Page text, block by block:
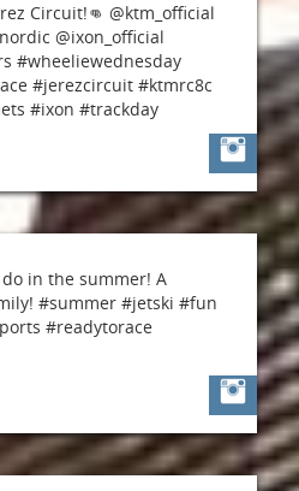
Circuit!👊 @ktm_official
@ixon_official
#wheeliewednesday
#jerezcircuit #ktmrc8c
#ixon #trackday
in the summer! A
#summer #jetski #fun
#readytorace